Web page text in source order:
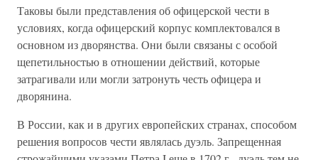
Таковы были представления об офицерской чести в
условиях, когда офицерский корпус комплектовался в
основном из дворянства. Они были связаны с особой
щепетильностью в отношении действий, которые
затрагивали или могли затронуть честь офицера и
дворянина.
В России, как и в других европейских странах, способом
решения вопросов чести являлась дуэль. Запрещенная